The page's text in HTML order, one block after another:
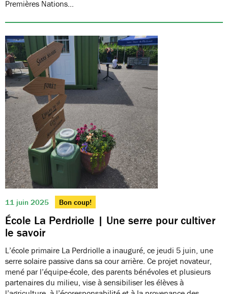
Premières Nations…
11 juin 2025 Bon coup!
École La Perdriolle | Une serre pour cultiver
le savoir
L’école primaire La Perdriolle a inauguré, ce jeudi 5 juin, une
serre solaire passive dans sa cour arrière. Ce projet novateur,
mené par l’équipe-école, des parents bénévoles et plusieurs
partenaires du milieu, vise à sensibiliser les élèves à